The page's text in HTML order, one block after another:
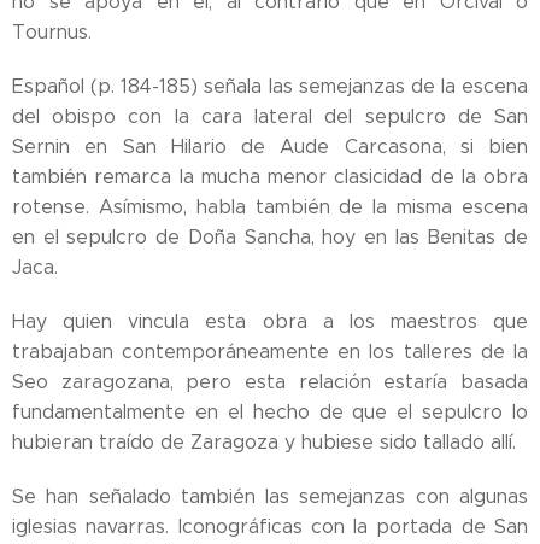
Tournus.
Español (p. 184-185) señala las semejanzas de la escena
del obispo con la cara lateral del sepulcro de San
Sernin en San Hilario de Aude Carcasona, si bien
también remarca la mucha menor clasicidad de la obra
rotense. Asímismo, habla también de la misma escena
en el sepulcro de Doña Sancha, hoy en las Benitas de
Jaca.
Hay quien vincula esta obra a los maestros que
trabajaban contemporáneamente en los talleres de la
Seo zaragozana, pero esta relación estaría basada
fundamentalmente en el hecho de que el sepulcro lo
hubieran traído de Zaragoza y hubiese sido tallado allí.
Se han señalado también las semejanzas con algunas
iglesias navarras. Iconográficas con la portada de San